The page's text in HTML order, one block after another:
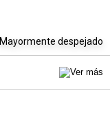
Mayormente despejado